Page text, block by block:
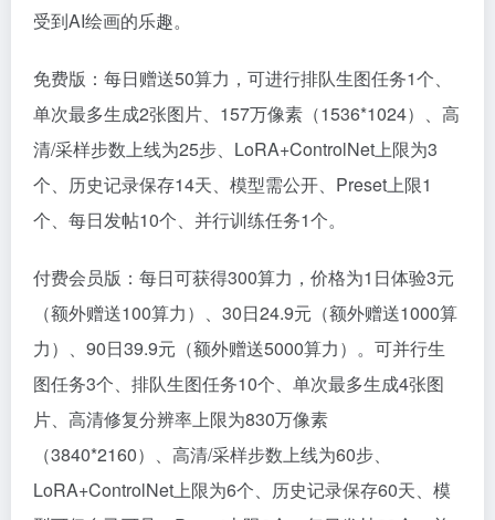
受到AI绘画的乐趣。
免费版：每日赠送50算力，可进行排队生图任务1个、
单次最多生成2张图片、157万像素（1536*1024）、高
清/采样步数上线为25步、LoRA+ControlNet上限为3
个、历史记录保存14天、模型需公开、Preset上限1
个、每日发帖10个、并行训练任务1个。
付费会员版：每日可获得300算力，价格为1日体验3元
（额外赠送100算力）、30日24.9元（额外赠送1000算
力）、90日39.9元（额外赠送5000算力）。可并行生
图任务3个、排队生图任务10个、单次最多生成4张图
片、高清修复分辨率上限为830万像素
（3840*2160）、高清/采样步数上线为60步、
LoRA+ControlNet上限为6个、历史记录保存60天、模